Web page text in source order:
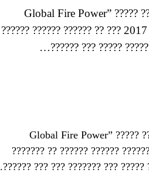
???? ??? ?? ????? ?????? ?????? ?? ?????
?????? ?????? ?????? ?? ???
??? ?????
???? ??? ?? ????? ?????? ?????? ?? ?????
??????? ?? ?????? ??????
?????? ??? ??? ??????? ???